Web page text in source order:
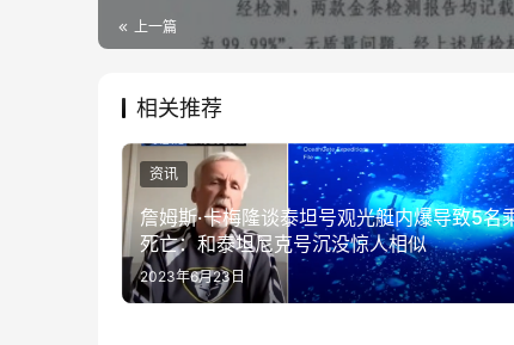
上一篇
相关推荐
詹姆斯·卡梅隆谈泰坦号观光艇内爆导致5名
死亡：和泰坦尼克号沉没惊人相似
2023年6月23日
资讯